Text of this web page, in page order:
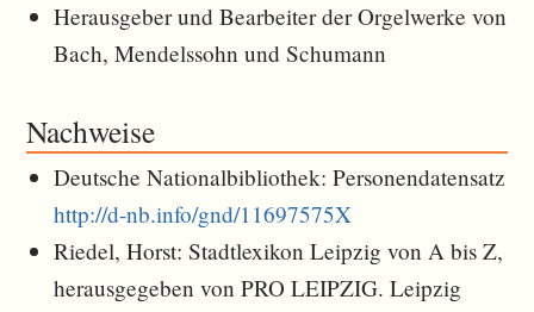
Herausgeber und Bearbeiter der Orgelwerke von
Bach, Mendelssohn und Schumann
Nachweise
Deutsche Nationalbibliothek: Personendatensatz
http://d-nb.info/gnd/11697575X
Riedel, Horst: Stadtlexikon Leipzig von A bis Z,
herausgegeben von PRO LEIPZIG. Leipzig